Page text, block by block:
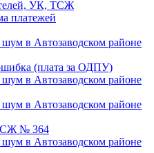
УК, ТСЖ
платежей
в Автозаводском районе
(плата за ОДПУ)
в Автозаводском районе
в Автозаводском районе
№ 364
в Автозаводском районе